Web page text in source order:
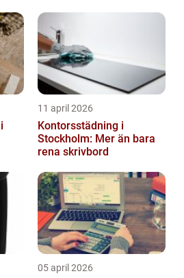
11 april 2026
Kontorsstädning i
Stockholm: Mer än bara
rena skrivbord
05 april 2026